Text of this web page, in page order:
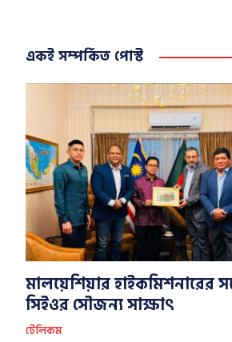
একই সম্পর্কিত পোস্ট
মালয়েশিয়ার হাইকমিশনারের
সিইওর সৌজন্য সাক্ষাৎ
টেলিকম